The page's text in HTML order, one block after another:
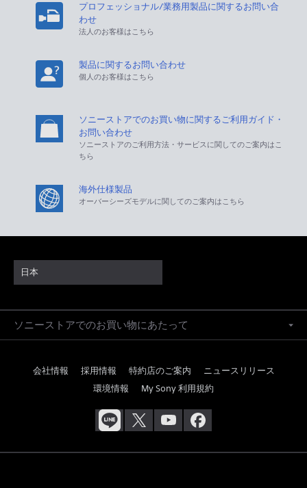
プロフェッショナル/業務用製品に関するお問い合
わせ
法人のお客様はこちら
製品に関するお問い合わせ
個人のお客様はこちら
ソニーストアでのお買い物に関するご利用ガイド・
お問い合わせ
ソニーストアのご利用方法・サービスに関してのご案内はこ
ちら
海外仕様製品
オーバーシーズモデルに関してのご案内はこちら
日本
ソニーストアでのお買い物にあたって
会社情報 採用情報 特約店のご案内
ニュースリリース
環境情報
My Sony 利用規約